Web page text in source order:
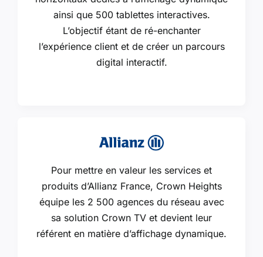
ainsi que 500 tablettes interactives.
L’objectif étant de ré-enchanter
l’expérience client et de créer un parcours
digital interactif.
Pour mettre en valeur les services et
produits d’Allianz France, Crown Heights
équipe les 2 500 agences du réseau avec
sa solution Crown TV et devient leur
référent en matière d’affichage dynamique.